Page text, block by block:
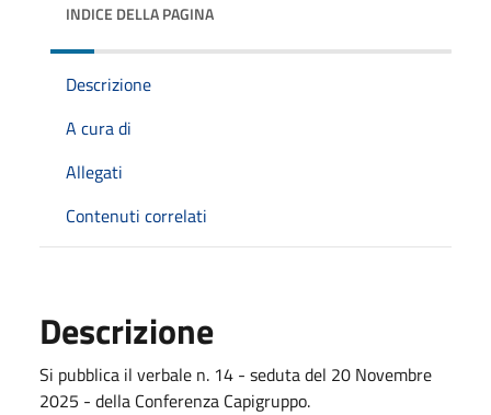
INDICE DELLA PAGINA
Descrizione
A cura di
Allegati
Contenuti correlati
Descrizione
Si pubblica il verbale n. 14 - seduta del 20 Novembre
2025 - della Conferenza Capigruppo.